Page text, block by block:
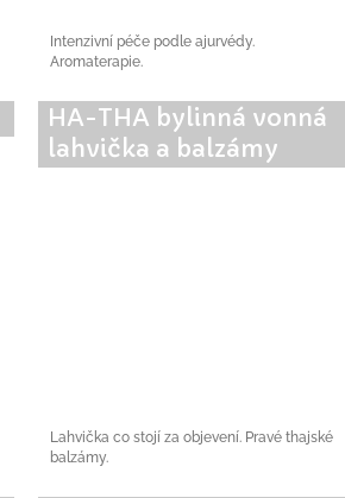
Intenzivní péče podle ajurvédy.
Aromaterapie.
Lahvička co stojí za objevení. Pravé thajské
balzámy.
HA-THA bylinná vonná
lahvička a balzámy